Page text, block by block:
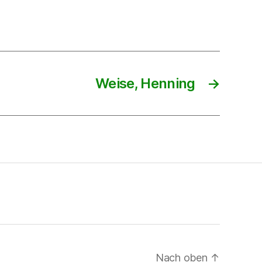
→
Weise, Henning
Nach oben ↑